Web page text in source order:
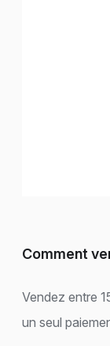
Comment
Vendez entre
un seul